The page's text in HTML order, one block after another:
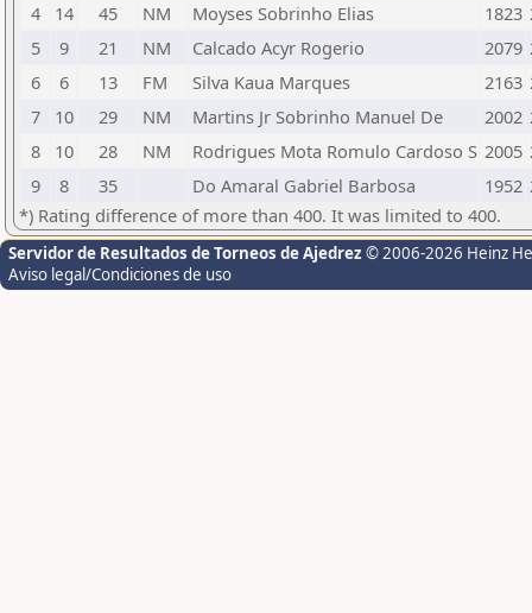
4
14 45 NM Moyses Sobrinho Elias 1823
5
9 21 NM Calcado Acyr Rogerio 2079
6
6 13 FM Silva Kaua Marques 2163
7
10 29 NM Martins Jr Sobrinho Manuel De 2002
8
10 28 NM Rodrigues Mota Romulo Cardoso S 2005
9
8 35 Do Amaral Gabriel Barbosa 1952
*) Rating difference of more than 400. It was limited to 400.
Servidor de Resultados de Torneos de Ajedrez © 2006-2026 Heinz
Aviso legal/Condiciones de uso